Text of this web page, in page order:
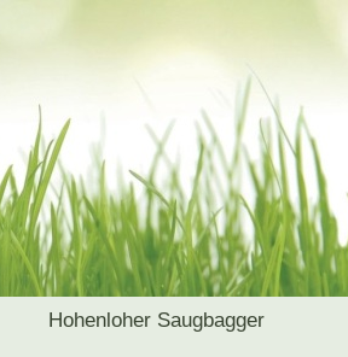
Hohenloher Saugbagger